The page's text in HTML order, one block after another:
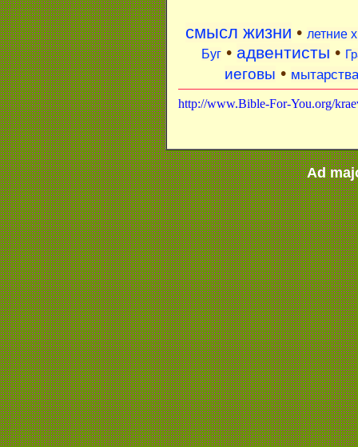
смысл жизни • летние
Буг• адвентисты •
иеговы • мытарства
http://www.Bible-For-You.org/
Ad